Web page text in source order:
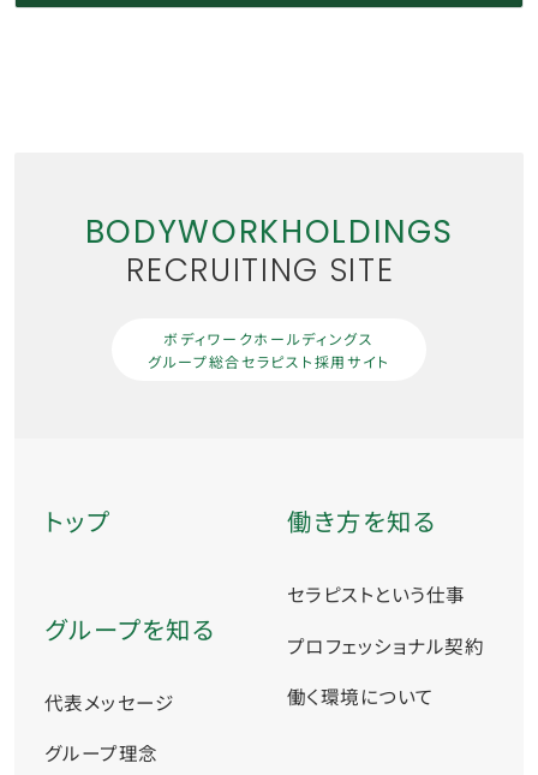
BODYWORKHOLDINGS
RECRUITING SITE
ボディワークホールディングス
グループ総合セラピスト採用サイト
トップ
グループを知る
代表メッセージ
グループ理念
働き方を知る
セラピストという仕事
プロフェッショナル契約
働く環境について